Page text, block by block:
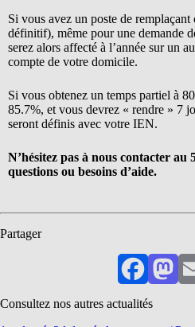
Si vous avez un poste de
définitif), même pour une demande
serez alors affecté à l’année sur un
compte de votre domicile.
Si vous obtenez un temps partiel à
85.7%, et vous devrez « rendre » 7
seront définis avec votre IEN.
N’hésitez pas à nous contacter au
questions ou besoins d’aide.
Partager
Facebook
Consultez nos autres actualités